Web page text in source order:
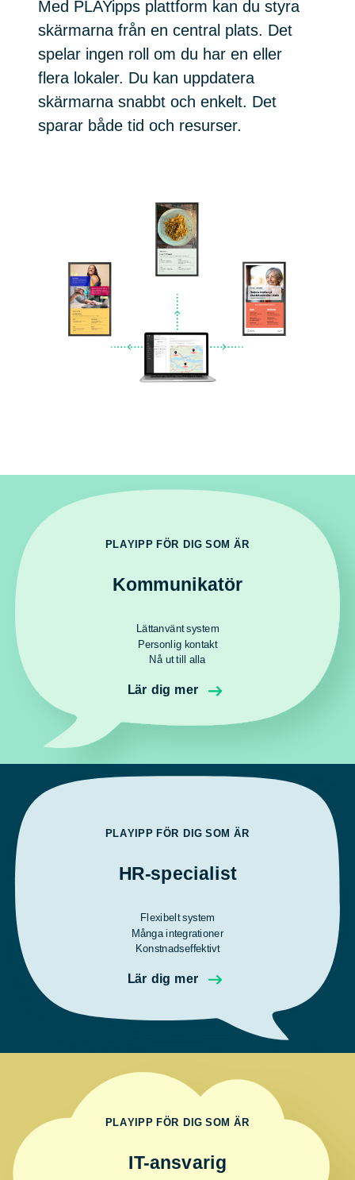
Med PLAYipps plattform kan du styra
skärmarna från en central plats. Det
spelar ingen roll om du har en eller
flera lokaler. Du kan uppdatera
skärmarna snabbt och enkelt. Det
sparar både tid och resurser.
PLAYIPP FÖR DIG SOM ÄR
Kommunikatör
Lättanvänt system
Personlig kontakt
Nå ut till alla
Lär dig mer
PLAYIPP FÖR DIG SOM ÄR
HR-specialist
Flexibelt system
Många integrationer
Konstnadseffektivt
Lär dig mer
PLAYIPP FÖR DIG SOM ÄR
IT-ansvarig